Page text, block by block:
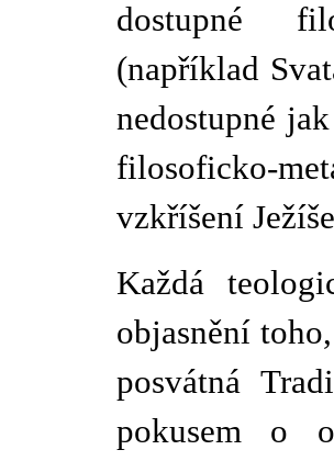
dostupné
(například
nedostupné
filosoficko-
vzkříšení
Každá
objasnění
posvátná
pokusem o